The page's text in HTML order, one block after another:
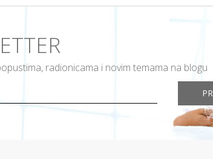
radionicama i novim temama na blogu